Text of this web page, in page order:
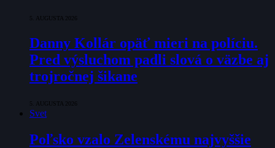
5. AUGUSTA 2026
Danny Kollár opäť mieri na políciu.
Pred výsluchom padli slová o väzbe aj
trojročnej šikane
5. AUGUSTA 2026
Svet
Poľsko vzalo Zelenskému najvyššie